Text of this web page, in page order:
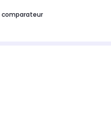
comparateur